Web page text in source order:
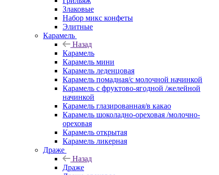
Злаковые
Набор микс конфеты
Элитные
Карамель
Назад
Карамель
Карамель мини
Карамель леденцовая
Карамель помадная/с молочной начинкой
Карамель с фруктово-ягодной /желейной
начинкой
Карамель глазированная/в какао
Карамель шоколадно-ореховая /молочно-
ореховая
Карамель открытая
Карамель ликерная
Драже
Назад
Драже